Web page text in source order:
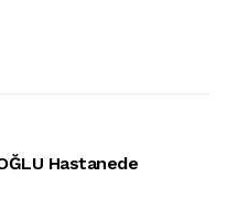
Hastanede